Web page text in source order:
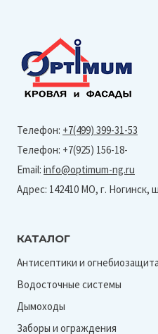
(Granite-
Ral
7016)
Телефон: +7(499) 399-31-53
Телефон: +7(925) 156-18-
Email: info@optimum-ng.ru
Адрес: 142410 МО, г. Ногинск,
КАТАЛОГ
Антисептики и огнебиозащита
Водосточные системы
Дымоходы
Заборы и ограждения